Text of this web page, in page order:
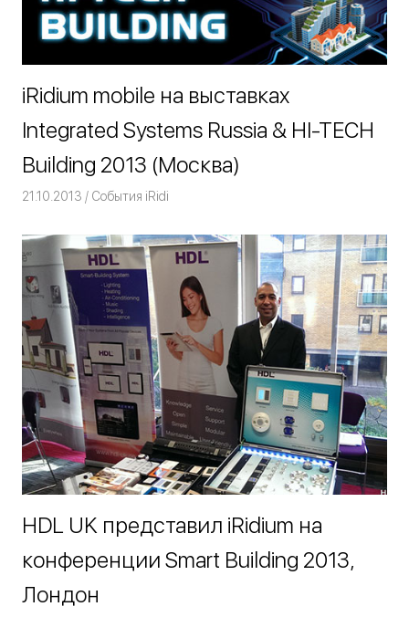
iRidium mobile на выставках
Integrated Systems Russia & HI-TECH
Building 2013 (Москва)
21.10.2013 Команда iRidium mobile
События iRidi
HDL UK представил iRidium на
конференции Smart Building 2013,
Лондон